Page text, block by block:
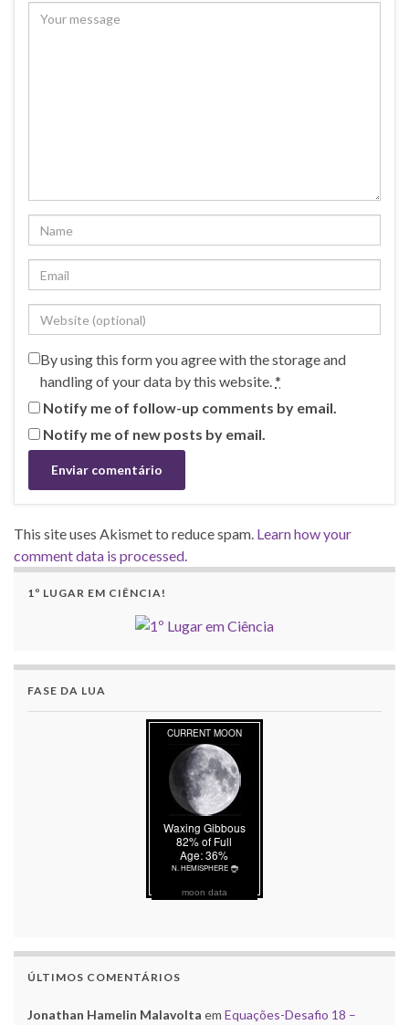
By using this form you agree with the storage and
handling of your data by this website.*
Notify me of follow-up comments by email.
Notify me of new posts by email.
This site uses Akismet to reduce spam. Learn how your
comment data is processed.
1º LUGAR EM CIÊNCIA!
FASE DA LUA
moon data
ÚLTIMOS COMENTÁRIOS
Jonathan Hamelin Malavolta em Equações-Desafio 18 –